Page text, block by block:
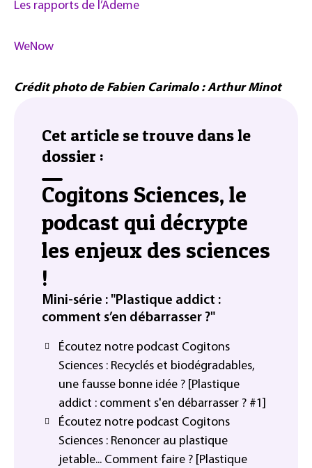
Les rapports de l’Ademe
WeNow
Crédit photo de Fabien Carimalo : Arthur Minot
Cet article se trouve dans le
dossier :
Cogitons Sciences, le
podcast qui décrypte
les enjeux des sciences
!
Mini-série : "Plastique addict :
comment s’en débarrasser ?"
Écoutez notre podcast Cogitons
Sciences : Recyclés et biodégradables,
une fausse bonne idée ? [Plastique
addict : comment s'en débarrasser ? #1]
Écoutez notre podcast Cogitons
Sciences : Renoncer au plastique
jetable... Comment faire ? [Plastique